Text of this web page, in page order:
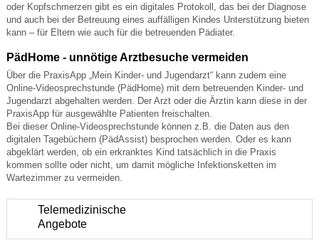
oder Kopfschmerzen gibt es ein digitales Protokoll, das bei der Diagnose
und auch bei der Betreuung eines auffälligen Kindes Unterstützung bieten
kann – für Eltern wie auch für die betreuenden Pädiater.
PädHome - unnötige Arztbesuche vermeiden
Über die PraxisApp „Mein Kinder- und Jugendarzt“ kann zudem eine
Online-Videosprechstunde (PädHome) mit dem betreuenden Kinder- und
Jugendarzt abgehalten werden. Der Arzt oder die Ärztin kann diese in der
PraxisApp für ausgewählte Patienten freischalten.
Bei dieser Online-Videosprechstunde können z.B. die Daten aus den
digitalen Tagebüchern (PädAssist) besprochen werden. Oder es kann
abgeklärt werden, ob ein erkranktes Kind tatsächlich in die Praxis
kommen sollte oder nicht, um damit mögliche Infektionsketten im
Wartezimmer zu vermeiden.
Telemedizinische
Angebote